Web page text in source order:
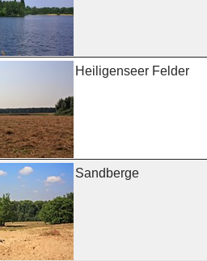
Heiligenseer Felder
Sandberge